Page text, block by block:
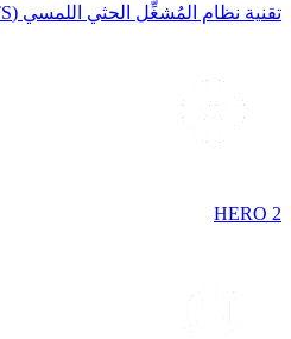
تقنية نظام المُشغِّل الحثي اللمسي (HITS)
HERO 2